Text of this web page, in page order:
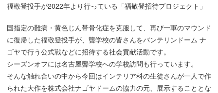
福敬登投手が2022年より行っている「福敬登招待プロジェクト」
国指定の難病・黄色じん帯骨化症を克服して、再び一軍のマウンド
に復帰した福敬登投手が、聾学校の皆さんをバンテリンドーム ナ
ゴヤで行う公式戦などに招待する社会貢献活動です。
シーズンオフには名古屋聾学校への学校訪問も行っています。
そんな触れ合いの中から今回はインテリア科の生徒さんが一人で作
られた大作を株式会社ナゴヤドームの協力の元、展示することとな